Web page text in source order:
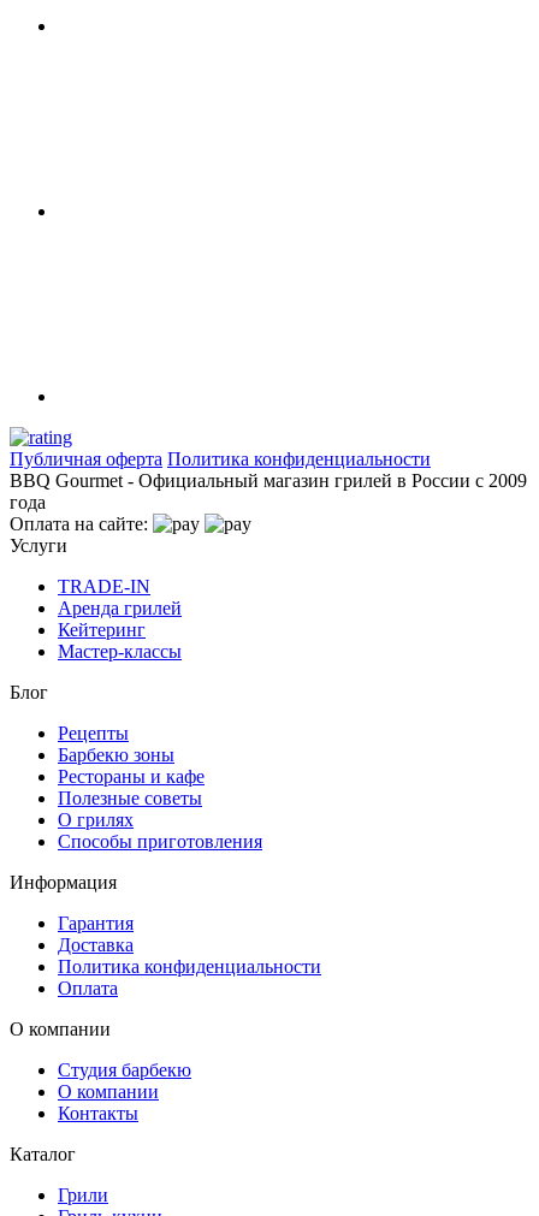
Публичная оферта Политика конфиденциальности
BBQ Gourmet - Официальный магазин грилей в России с 2009
года
Оплата на сайте:
Услуги
TRADE-IN
Аренда грилей
Кейтеринг
Мастер-классы
Блог
Рецепты
Барбекю зоны
Рестораны и кафе
Полезные советы
О грилях
Способы приготовления
Информация
Гарантия
Доставка
Политика конфиденциальности
Оплата
О компании
Студия барбекю
О компании
Контакты
Каталог
Грили